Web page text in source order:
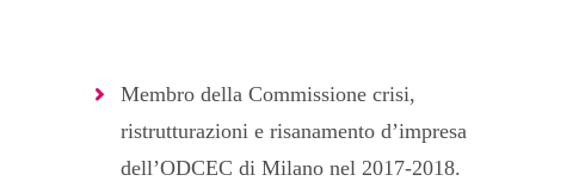
Membro della Commissione crisi,
ristrutturazioni e risanamento d’impresa
dell’ODCEC di Milano nel 2017-2018.